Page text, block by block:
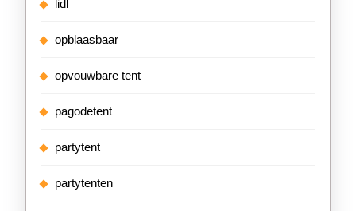
lidl
opblaasbaar
opvouwbare tent
pagodetent
partytent
partytenten